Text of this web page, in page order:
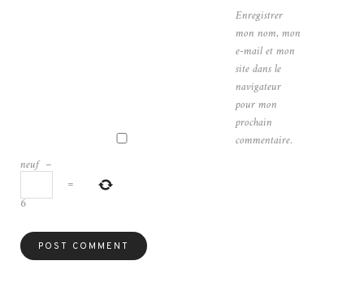
Enregistrer
mon nom, mon
e-mail et mon
site dans le
navigateur
pour mon
prochain
commentaire.
neuf −
=
6